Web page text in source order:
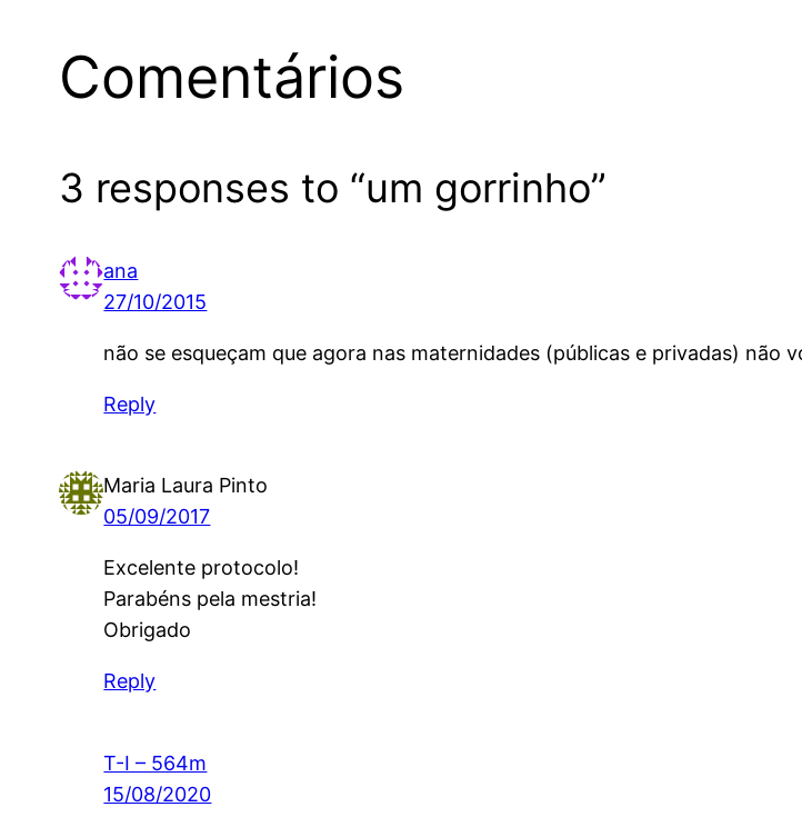
Comentários
3 responses to “um gorrinho”
ana
27/10/2015
não se esqueçam que agora nas maternidades (públicas e privadas)
Reply
Maria Laura Pinto
05/09/2017
Excelente protocolo!
Parabéns pela mestria!
Obrigado
Reply
T-I – 564m
15/08/2020